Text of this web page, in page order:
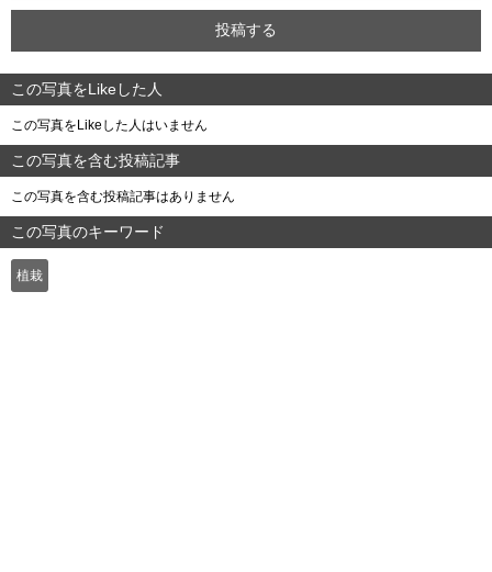
この写真をLikeした人
この写真をLikeした人はいません
この写真を含む投稿記事
この写真を含む投稿記事はありません
この写真のキーワード
植栽